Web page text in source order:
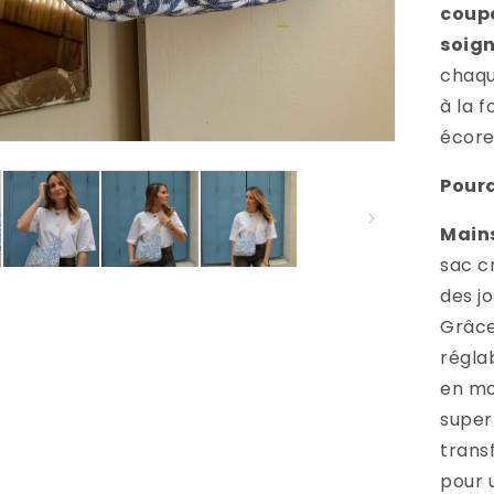
à la
sac
des
en
super
pour